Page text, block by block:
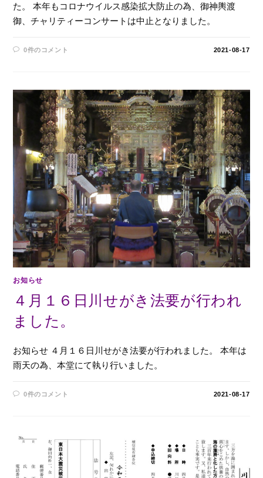
た。 本年もコロナウイルス感染拡大防止の為、御神輿渡
御、チャリティーコンサートは中止となりました。
0件のコメント 2021-08-17
お知らせ
４月１６日川せがき法要が行われ
ました。
お知らせ ４月１６日川せがき法要が行われました。 本年は
雨天の為、本堂にて執り行いました。
0件のコメント 2021-08-17